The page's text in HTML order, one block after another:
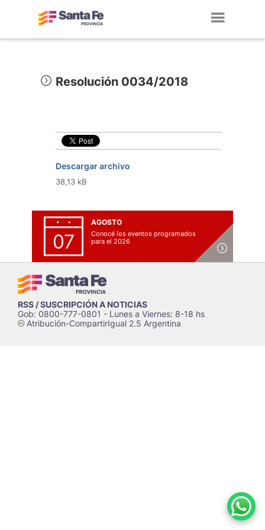
Resolución 0034/2018
Descargar archivo
38,13 kB
07
AGOSTO
Conocé los eventos programados
para el 2026
RSS / SUSCRIPCIÓN A NOTICIAS
Gob: 0800-777-0801 - Lunes a Viernes: 8-18 hs
cAtribución-CompartirIgual 2.5 Argentina